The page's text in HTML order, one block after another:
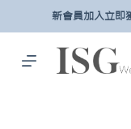
主
新會員加入立即